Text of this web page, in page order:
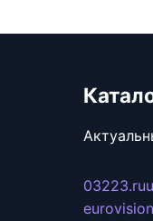
03223.ru